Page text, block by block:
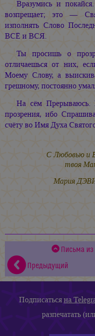
Вразумись и
возпрещает; это —
изполнять Слово
ВСЁ и ВСЯ.
Ты просишь о
отличаешься от них,
Моему Слову, а
грешному, постоянно
На сём
прозрения, ибо
счёту во Имя Духа
С Любовью и
твоя
Мария
Письма из
Предыдущий
Подписатьсяна
разпечатать